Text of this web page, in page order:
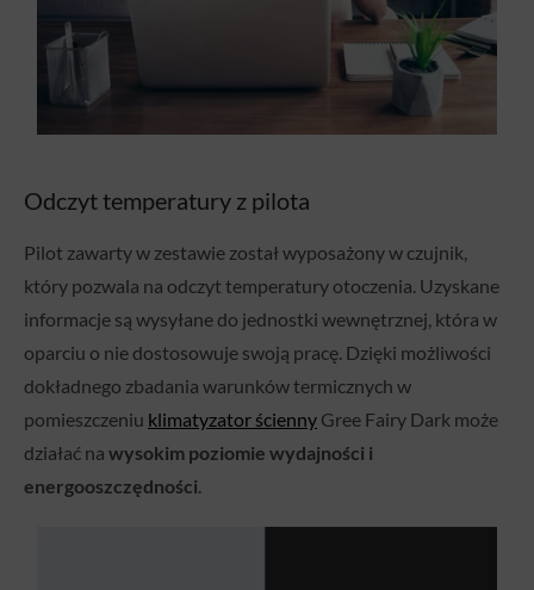
Odczyt temperatury z pilota
Pilot zawarty w zestawie został wyposażony w czujnik,
który pozwala na odczyt temperatury otoczenia. Uzyskane
informacje są wysyłane do jednostki wewnętrznej, która w
oparciu o nie dostosowuje swoją pracę. Dzięki możliwości
dokładnego zbadania warunków termicznych w
pomieszczeniu klimatyzator ścienny Gree Fairy Dark może
działać na wysokim poziomie wydajności i
energooszczędności.